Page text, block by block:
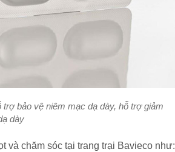
bảo vệ niêm mạc dạ dày, hỗ trợ giảm
dày
chăm sóc tại trang trại Bavieco như: